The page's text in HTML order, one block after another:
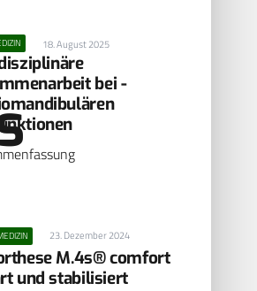
18. August 2025
bei
23. Dezember 2024
M.4s® comfort
und stabilisiert